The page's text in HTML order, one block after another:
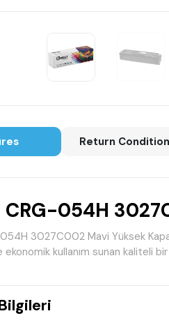
Return
CRG-054H
3027C002 Mavi Yüksek
kullanım sunan kaliteli